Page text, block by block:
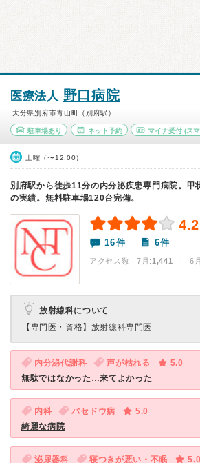
医療法人 野口病院
大分県別府市青山町（別府駅）
駐車場あり ネット予約 マイナ受付 (ス
土曜（〜12:00）
別府駅から徒歩11分の内分泌疾患専門病院。甲
の実績。無料駐車場120台完備。
16件 6件
アクセス数 7月:1,441 | 6
放射線科について
【専門医・資格】 放射線科専門医
内分泌代謝科 声が枯れる
5.0
無駄ではなかった…来てよかった
内科 バセドウ病
5.0
綺麗な病院
泌尿器科 寝つきが悪い・不眠
5.0